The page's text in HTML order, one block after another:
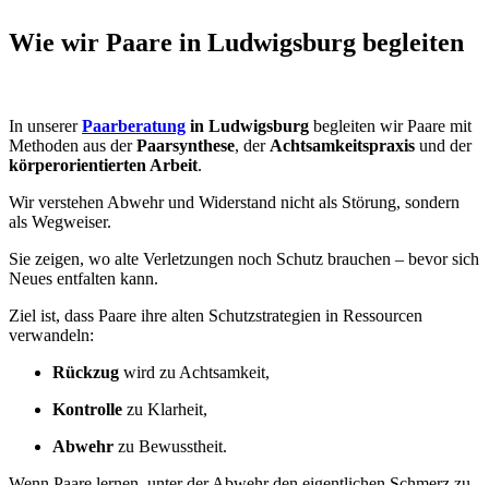
Wie wir Paare in Ludwigsburg begleiten
In unsererPaarberatung in Ludwigsburg begleiten wir Paare mit
Methoden aus derPaarsynthese, der Achtsamkeitspraxis und der
körperorientierten Arbeit.
Wir verstehen Abwehr und Widerstand nicht als Störung, sondern
als Wegweiser.
Sie zeigen, wo alte Verletzungen noch Schutz brauchen – bevor sich
Neues entfalten kann.
Ziel ist, dass Paare ihre alten Schutzstrategien in Ressourcen
verwandeln:
Rückzug wird zu Achtsamkeit,
Kontrolle zu Klarheit,
Abwehr zu Bewusstheit.